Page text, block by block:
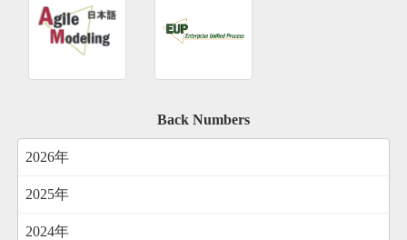
Back Numbers
2026年
2025年
2024年